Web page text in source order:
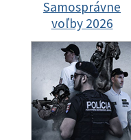
Samosprávne
voľby 2026